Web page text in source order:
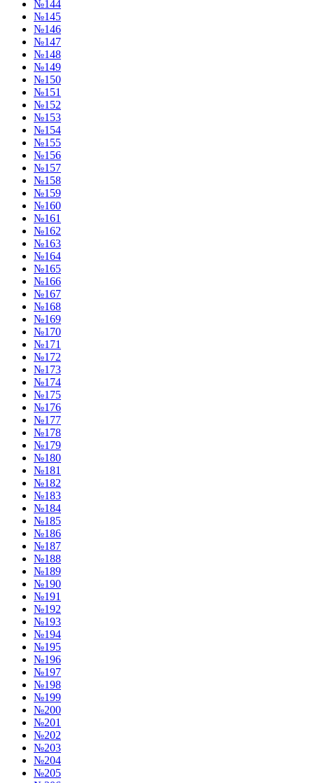
№144
№145
№146
№147
№148
№149
№150
№151
№152
№153
№154
№155
№156
№157
№158
№159
№160
№161
№162
№163
№164
№165
№166
№167
№168
№169
№170
№171
№172
№173
№174
№175
№176
№177
№178
№179
№180
№181
№182
№183
№184
№185
№186
№187
№188
№189
№190
№191
№192
№193
№194
№195
№196
№197
№198
№199
№200
№201
№202
№203
№204
№205